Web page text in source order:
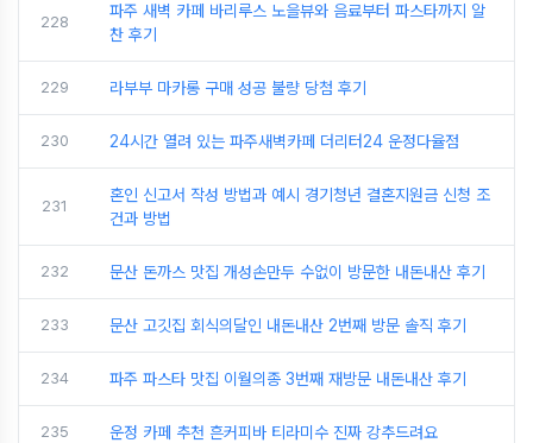
228
파주 새벽 카페 바리루스 노을뷰와 음료부터 파스타까지 알
찬 후기
229 라부부 마카롱 구매 성공 불량 당첨 후기
230 24시간 열려 있는 파주새벽카페 더리터24 운정다율점
231
혼인 신고서 작성 방법과 예시 경기청년 결혼지원금 신청 조
건과 방법
232 문산 돈까스 맛집 개성손만두 수없이 방문한 내돈내산 후기
233 문산 고깃집 회식의달인 내돈내산 2번째 방문 솔직 후기
234 파주 파스타 맛집 이월의종 3번째 재방문 내돈내산 후기
235 운정 카페 추천 흔커피바 티라미수 진짜 강추드려요